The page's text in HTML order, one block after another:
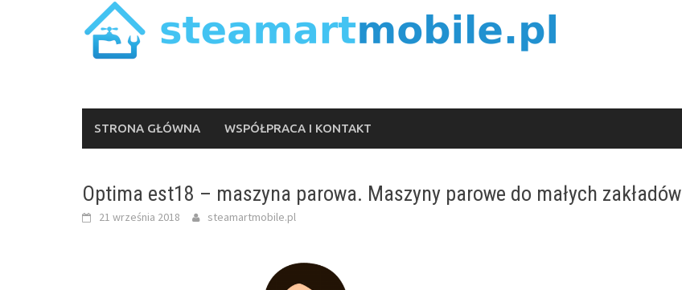
STRONA GŁÓWNA WSPÓŁPRACA I KONTAKT
Optima est18 – maszyna parowa. Maszyny parowe do małych zakładów
21 września 2018 steamartmobile.pl